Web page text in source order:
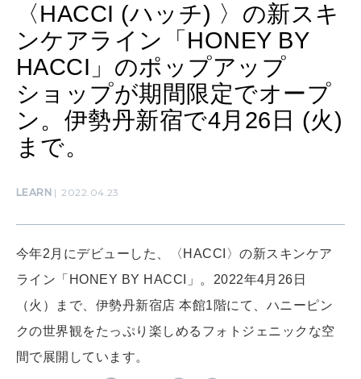
自分を耕す
WORK&MONEY
いい人生って？
2026年8月号『お茶の時間です。』
2026年7月号「鎌倉 ローカルが 教えてくれた 本当の歩き方。」
2026年6月号「大銀座 トレンドが生まれる 新しい一流店へ。」
2026年5月号「“大好き”に出会いに。韓国」
MAGAZINE MOOK
〈HACCI (ハッチ) 〉の新スキ
ンケアライン「HONEY BY
HACCI」のポップアップ
ショップが期間限定でオープ
ン。伊勢丹新宿で4月26日 (火)
まで。
LEARN 2022.04.23
今年2⽉にデビューした、〈HACCI〉の新スキンケア
ライン「HONEY BY HACCI」。2022年4月26日
（火）まで、伊勢丹新宿店 本館1階にて、ハニーピン
クの世界観をたっぷり楽しめるフォトジェニックな空
間で展開しています。